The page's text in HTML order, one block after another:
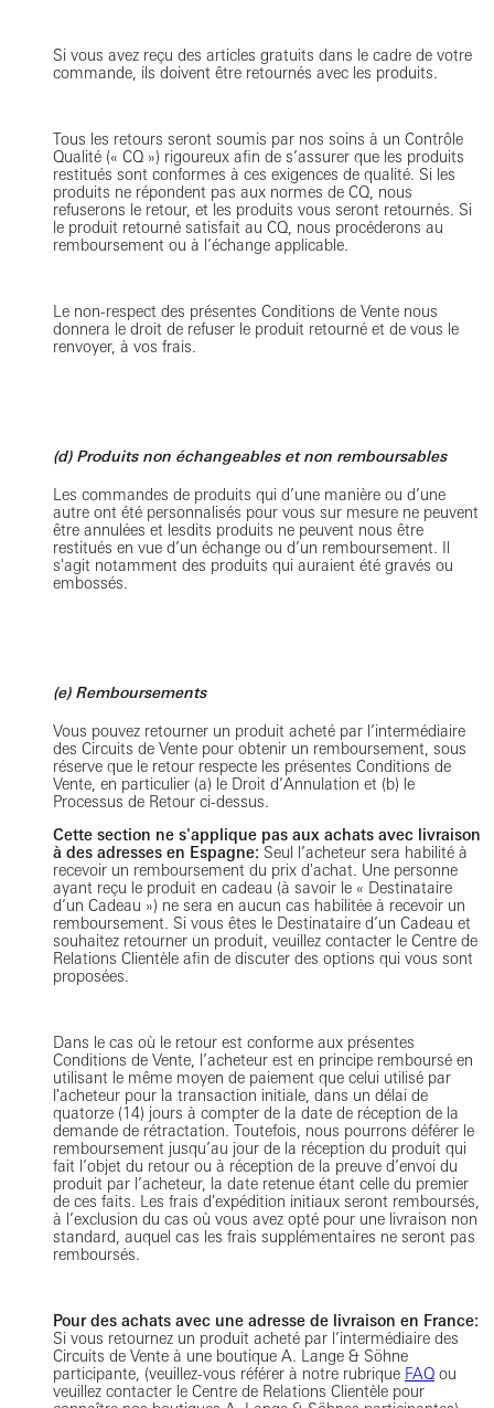
Si vous avez reçu des articles gratuits dans le cadre de votre
commande, ils doivent être retournés avec les produits.
Tous les retours seront soumis par nos soins à un Contrôle
Qualité (« CQ ») rigoureux afin de s’assurer que les produits
restitués sont conformes à ces exigences de qualité. Si les
produits ne répondent pas aux normes de CQ, nous
refuserons le retour, et les produits vous seront retournés. Si
le produit retourné satisfait au CQ, nous procéderons au
remboursement ou à l’échange applicable.
Le non-respect des présentes Conditions de Vente nous
donnera le droit de refuser le produit retourné et de vous le
renvoyer, à vos frais.
(d) Produits non échangeables et non remboursables
Les commandes de produits qui d’une manière ou d’une
autre ont été personnalisés pour vous sur mesure ne peuvent
être annulées et lesdits produits ne peuvent nous être
restitués en vue d’un échange ou d’un remboursement. Il
s'agit notamment des produits qui auraient été gravés ou
embossés.
(e) Remboursements
Vous pouvez retourner un produit acheté par l’intermédiaire
des Circuits de Vente pour obtenir un remboursement, sous
réserve que le retour respecte les présentes Conditions de
Vente, en particulier (a) le Droit d’Annulation et (b) le
Processus de Retour ci-dessus.
Cette section ne s'applique pas aux achats avec livraison
à des adresses en Espagne: Seul l’acheteur sera habilité à
recevoir un remboursement du prix d'achat. Une personne
ayant reçu le produit en cadeau (à savoir le « Destinataire
d’un Cadeau ») ne sera en aucun cas habilitée à recevoir un
remboursement. Si vous êtes le Destinataire d’un Cadeau et
souhaitez retourner un produit, veuillez contacter le Centre de
Relations Clientèle afin de discuter des options qui vous sont
proposées.
Dans le cas où le retour est conforme aux présentes
Conditions de Vente, l’acheteur est en principe remboursé en
utilisant le même moyen de paiement que celui utilisé par
l'acheteur pour la transaction initiale, dans un délai de
quatorze (14) jours à compter de la date de réception de la
demande de rétractation. Toutefois, nous pourrons déférer le
remboursement jusqu’au jour de la réception du produit qui
fait l’objet du retour ou à réception de la preuve d’envoi du
produit par l’acheteur, la date retenue étant celle du premier
de ces faits. Les frais d'expédition initiaux seront remboursés,
à l’exclusion du cas où vous avez opté pour une livraison non
standard, auquel cas les frais supplémentaires ne seront pas
remboursés.
Pour des achats avec une adresse de livraison en France:
Si vous retournez un produit acheté par l’intermédiaire des
Circuits de Vente à une boutique A. Lange & Söhne
participante, (veuillez-vous référer à notre rubrique FAQ ou
veuillez contacter le Centre de Relations Clientèle pour